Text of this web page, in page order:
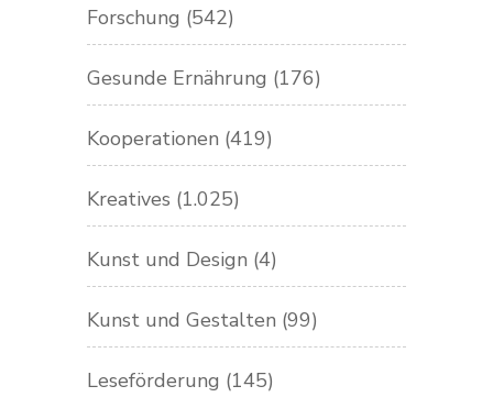
Forschung (542)
Gesunde Ernährung (176)
Kooperationen (419)
Kreatives (1.025)
Kunst und Design (4)
Kunst und Gestalten (99)
Leseförderung (145)